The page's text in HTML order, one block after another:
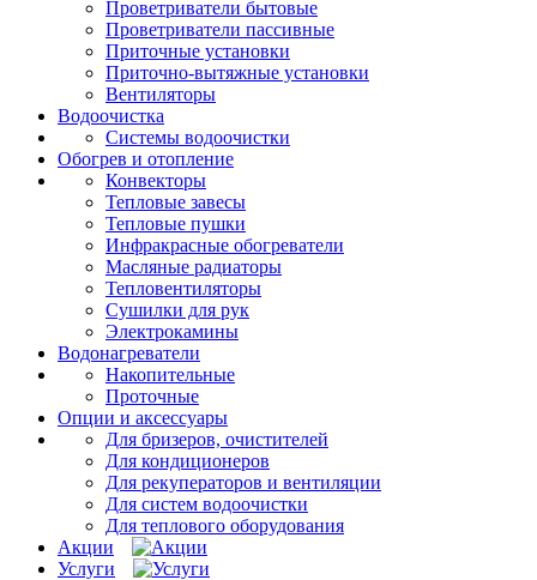
Проветриватели бытовые
Проветриватели пассивные
Приточные установки
Приточно-вытяжные установки
Вентиляторы
Водоочистка
Системы водоочистки
Обогрев и отопление
Конвекторы
Тепловые завесы
Тепловые пушки
Инфракрасные обогреватели
Масляные радиаторы
Тепловентиляторы
Сушилки для рук
Электрокамины
Водонагреватели
Накопительные
Проточные
Опции и аксессуары
Для бризеров, очистителей
Для кондиционеров
Для рекуператоров и вентиляции
Для систем водоочистки
Для теплового оборудования
Акции
Услуги